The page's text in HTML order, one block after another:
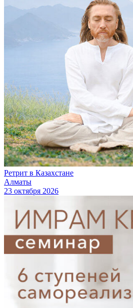
Ретрит в Казахстане
Алматы
23 октября 2026